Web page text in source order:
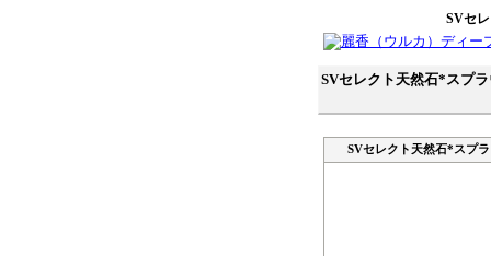
SVセ
SVセレクト天然石*スプ
SVセレクト天然石*スプ